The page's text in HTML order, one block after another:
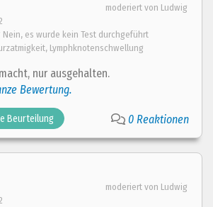
moderiert von Ludwig
es wurde kein Test durchgeführt
Lymphknotenschwellung
nur ausgehalten.
Bewertung.
Beurteilung 0 Reaktionen
moderiert von Ludwig